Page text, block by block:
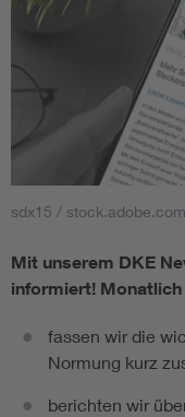
sdx15 / stock.adobe.com
Mit unserem DKE
informiert! Monatlich
fassen wir die
Normung kurz
berichten wir